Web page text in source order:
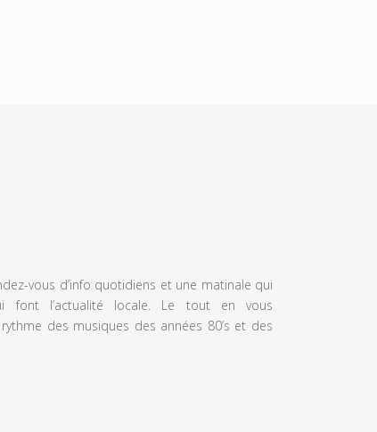
vous d’info quotidiens et une matinale qui
font l’actualité locale. Le tout en vous
des musiques des années 80’s et des